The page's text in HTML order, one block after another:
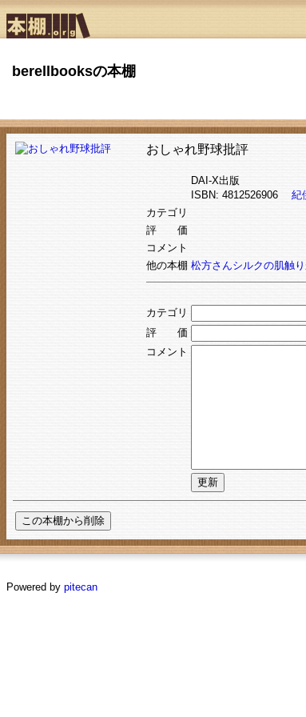
berellbooksの本棚
おしゃれ野球批評
DAI‐X出版
ISBN: 4812526906 紀
カテゴリ
評 価
コメント
他の本棚 松方さんシルクの肌触
カテゴリ
評 価
コメント
Powered by pitecan